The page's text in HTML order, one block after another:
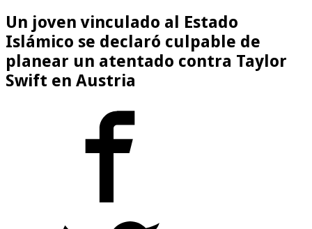
Un joven vinculado al Estado
Islámico se declaró culpable de
planear un atentado contra Taylor
Swift en Austria